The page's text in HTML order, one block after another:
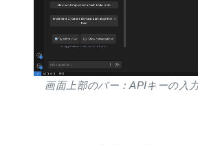
画面上部のバー：APIキーの入